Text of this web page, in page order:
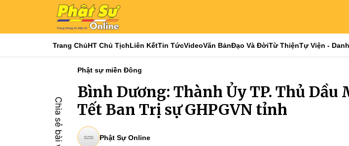
Trang ChủHT Chủ TịchLiên KếtTin TứcVideoVăn BảnĐạo Và ĐờiTừ ThiệnTự Viện -
Phật sự miền Đông
Bình Dương: Thành Ủy TP. Thủ Dầu
Tết Ban Trị sự GHPGVN tỉnh
Phật Sự Online